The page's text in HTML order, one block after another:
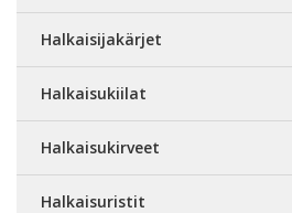
Halkaisijakärjet
Halkaisukiilat
Halkaisukirveet
Halkaisuristit